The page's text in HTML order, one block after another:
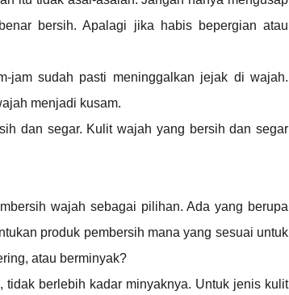
bersih. Apalagi jika habis bepergian atau
jam sudah pasti meninggalkan jejak di wajah.
menjadi kusam.
dan segar. Kulit wajah yang bersih dan segar
wajah sebagai pilihan. Ada yang berupa
produk pembersih mana yang sesuai untuk
atau berminyak?
berlebih kadar minyaknya. Untuk jenis kulit